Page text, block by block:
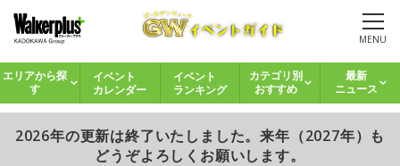
MENU
エリアから探
す
イベント
カレンダー
イベント
ランキング
カテゴリ別
おすすめ
最新
ニュース
2026年の更新は終了いたしました。来年（2027年）も
どうぞよろしくお願いします。